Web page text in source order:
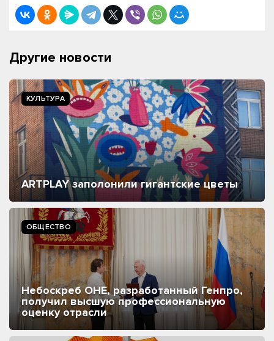
Другие новости
КУЛЬТУРА
ARTPLAY заполонили гигантские цветы
ОБЩЕСТВО
Небоскреб ОНЕ, разработанный Генпро,
получил высшую профессиональную
оценку отрасли